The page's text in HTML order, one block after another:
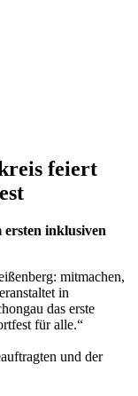
feiert
inklusiven
mitmachen,
in
das erste
für alle.“
und der